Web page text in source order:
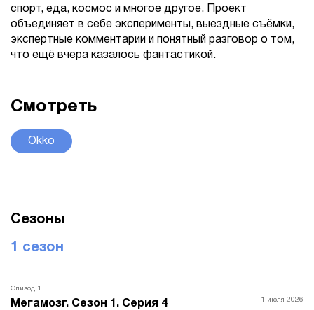
спорт, еда, космос и многое другое. Проект
объединяет в себе эксперименты, выездные съёмки,
экспертные комментарии и понятный разговор о том,
что ещё вчера казалось фантастикой.
Смотреть
Okko
Сезоны
1 сезон
Эпизод 1
Мегамозг. Сезон 1. Серия 4 1 июля 2026